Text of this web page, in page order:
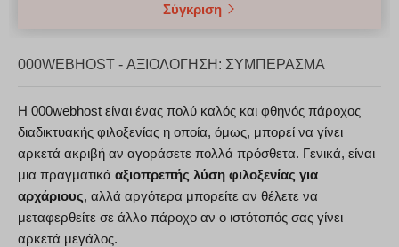
Σύγκριση
000WEBHOST - ΑΞΙΟΛΌΓΗΣΗ: ΣΥΜΠΈΡΑΣΜΑ
Η 000webhost είναι ένας πολύ καλός και φθηνός πάροχος
διαδικτυακής φιλοξενίας η οποία, όμως, μπορεί να γίνει
αρκετά ακριβή αν αγοράσετε πολλά πρόσθετα. Γενικά, είναι
μια πραγματικά αξιοπρεπής λύση φιλοξενίας για
αρχάριους, αλλά αργότερα μπορείτε αν θέλετε να
μεταφερθείτε σε άλλο πάροχο αν ο ιστότοπός σας γίνει
αρκετά μεγάλος.